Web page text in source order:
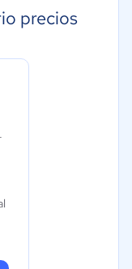
precios